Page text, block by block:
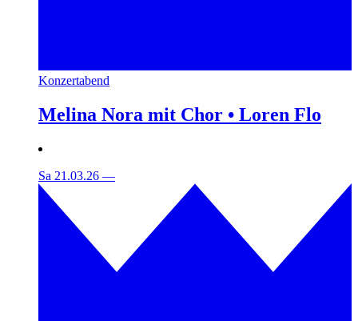
Konzertabend
Melina Nora mit Chor • Loren Flo
Sa 21.03.26 —